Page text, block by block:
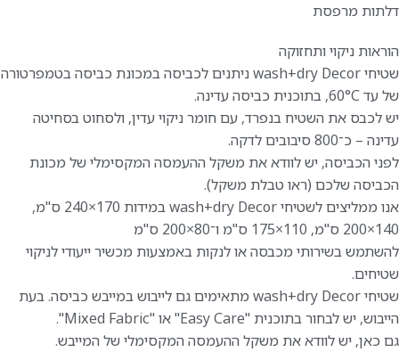
דלתות מרפסת
הוראות ניקוי ותחזוקה
שטיחי wash+dry Decor ניתנים לכביסה במכונת כביסה בטמפרטורה
של עד 60°C, בתוכנית כביסה עדינה.
יש לכבס את השטיח בנפרד, עם חומר ניקוי עדין, ולסחוט בסחיטה
עדינה – כ־800 סיבובים לדקה.
לפני הכביסה, יש לוודא את משקל ההעמסה המקסימלי של מכונת
הכביסה שלכם (ראו טבלת משקל).
אנו ממליצים לשטיחי wash+dry Decor במידות 170×240 ס"מ,
140×200 ס"מ, 110×175 ס"מ ו־80×200 ס"מ
להשתמש בשירותי מכבסה או לנקות באמצעות מכשיר ייעודי לניקוי
שטיחים.
שטיחי wash+dry Decor מתאימים גם לייבוש במייבש כביסה. בעת
הייבוש, יש לבחור בתוכנית "Easy Care" או "Mixed Fabric".
גם כאן, יש לוודא את משקל ההעמסה המקסימלי של המייבש.